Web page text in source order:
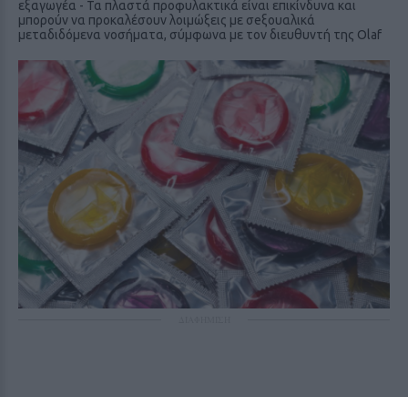
εξαγωγέα - Τα πλαστά προφυλακτικά είναι επικίνδυνα και
μπορούν να προκαλέσουν λοιμώξεις με σeξουαλικά
μεταδιδόμενα νοσήματα, σύμφωνα με τον διευθυντή της Olaf